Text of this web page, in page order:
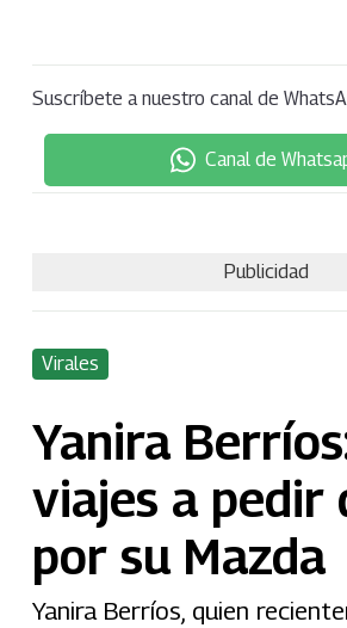
Suscríbete a nuestro canal de
Canal de
Publicidad
Virales
Yanira
viajes a pedir
por su Mazda
Yanira Berríos, quien